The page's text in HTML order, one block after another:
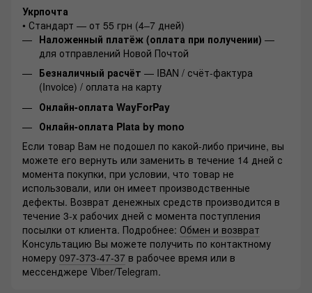
Укрпочта
• Стандарт — от 55 грн (4–7 дней)
Наложенный платёж (оплата при получении) —
для отправлений Новой Почтой
Безналичный расчёт — IBAN / счёт-фактура
(Invoice) / оплата на карту
Онлайн-оплата WayForPay
Онлайн-оплата Plata by mono
Если товар Вам не подошел по какой-либо причине, вы
можете его вернуть или заменить в течение 14 дней с
момента покупки, при условии, что товар не
использовали, или он имеет производственные
дефекты. Возврат денежных средств производится в
течение 3-х рабочих дней с момента поступления
посылки от клиента. Подробнее: Обмен и возврат
Консультацию Вы можете получить по контактному
номеру 097-373-47-37 в рабочее время или в
мессенджере Viber/Telegram.